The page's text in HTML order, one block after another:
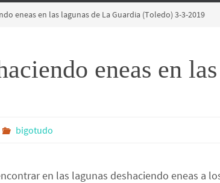
eneas en las lagunas de La Guardia (Toledo) 3-3-2019
eneas en
bigotudo
en las lagunas deshaciendo eneas a